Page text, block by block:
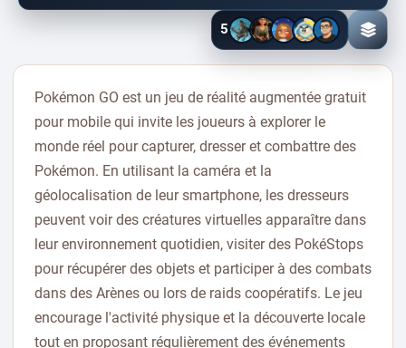
5
à
ma
Pokémon GO est un jeu de réalité augmentée gratuit
pour mobile qui invite les joueurs à explorer le
monde réel pour capturer, dresser et combattre des
Pokémon. En utilisant la caméra et la
géolocalisation de leur smartphone, les dresseurs
peuvent voir des créatures virtuelles apparaître dans
leur environnement quotidien, visiter des PokéStops
pour récupérer des objets et participer à des combats
dans des Arènes ou lors de raids coopératifs. Le jeu
encourage l'activité physique et la découverte locale
tout en proposant régulièrement des événements